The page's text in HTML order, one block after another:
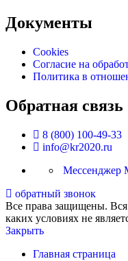
Документы
Cookies
Согласие на
Политика в
Обратная связь
8 (800) 100-49-33
info@kr2020.ru
Мессенджер
обратный звонок
Все права защищены. Вся
каких условиях не
Закрыть
Главная страница